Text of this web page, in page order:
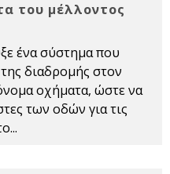
του μέλλοντος
ένα σύστημα που
διαδρομής στον
οχήματα, ώστε να
των οδών για τις
...